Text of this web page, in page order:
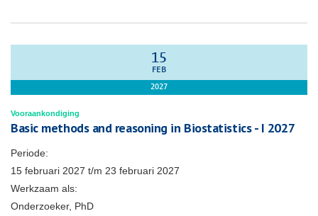
15
FEB
2027
Vooraankondiging
Basic methods and reasoning in Biostatistics - I 2027
Periode:
15 februari 2027 t/m 23 februari 2027
Werkzaam als:
Onderzoeker, PhD